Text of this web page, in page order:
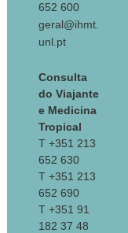
652 600
geral@ihmt.
unl.pt
Consulta
do Viajante
e Medicina
Tropical
T +351 213
652 630
T +351 213
652 690
T +351 91
182 37 48